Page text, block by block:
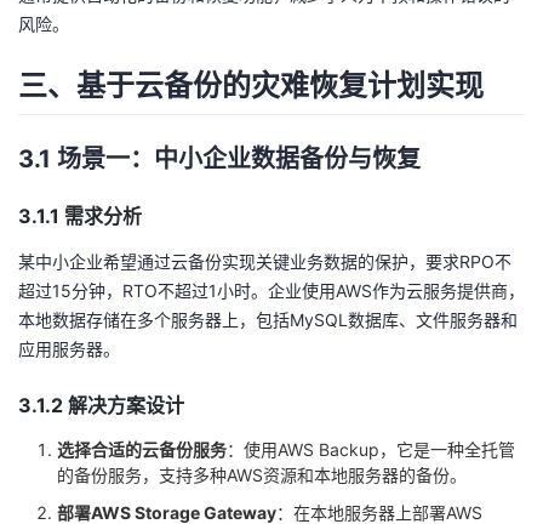
者
学
堂
的
课
我
的
我
支
持
我
技
术
的
云
议
风险。
三、基于云备份的灾难恢复计划实现
3.1 场景一：中小企业数据备份与恢复
3.1.1 需求分析
某中小企业希望通过云备份实现关键业务数据的保护，要求RPO不
超过15分钟，RTO不超过1小时。企业使用AWS作为云服务提供商，
本地数据存储在多个服务器上，包括MySQL数据库、文件服务器和
应用服务器。
3.1.2 解决方案设计
选择合适的云备份服务：使用AWS Backup，它是一种全托管
的备份服务，支持多种AWS资源和本地服务器的备份。
部署AWS Storage Gateway：在本地服务器上部署AWS